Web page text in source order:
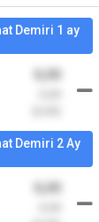
Demiri 1 ay
Demiri 2 Ay